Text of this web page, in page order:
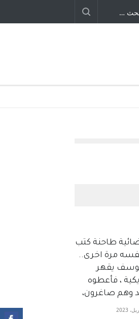
طاحنة كتب
مرة اخرى..
يقهر
، فأعطوه
وهم صاغرون،